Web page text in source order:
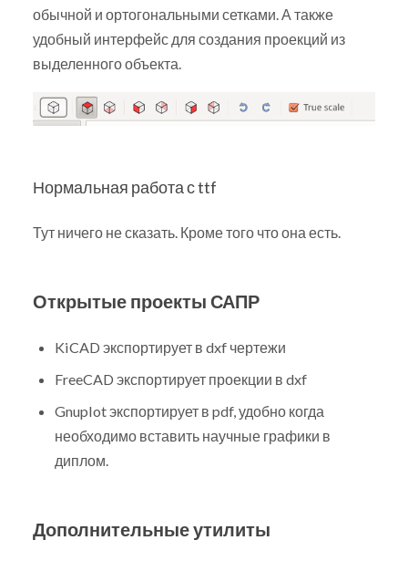
обычной и ортогональными сетками. А также
удобный интерфейс для создания проекций из
выделенного объекта.
Нормальная работа с ttf
Тут ничего не сказать. Кроме того что она есть.
Открытые проекты САПР
KiCAD экспортирует в dxf чертежи
FreeCAD экспортирует проекции в dxf
Gnuplot экспортирует в pdf, удобно когда
необходимо вставить научные графики в
диплом.
Дополнительные утилиты